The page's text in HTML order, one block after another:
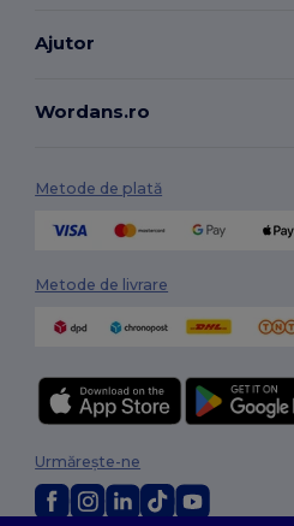
Ajutor
Wordans.ro
Metode de plată
Metode de livrare
Urmărește-ne